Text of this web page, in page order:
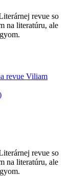
revue so
na literatúru, ale
revue Viliam
revue so
na literatúru, ale